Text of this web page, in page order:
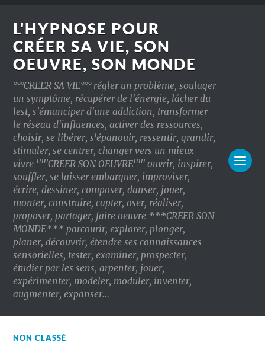
L'HYPNOSE POUR
CRÉER SA VIE, SON
OEUVRE, SON MONDE
°°°CREER SA VIE°°° régler un problème, soulager
un symptôme, récupérer de l'énergie, lâcher du
lest, s'émanciper d'une addiction, transformer
le réseau d'influences, activer des ressources,
choisir, se libérer, s'épanouir, ressentir, grandir,
stimuler, se centrer, changer vers un mieux-
vivre '''''CREER SON OEUVRE''''' ouvrir, inspirer,
souffler, se laisser embarquer, improviser,
écrire, dessiner, composer, danser, jouer,
monter, construire, capter, oser, réaliser,
proposer, partager, faire oeuvre ***CREER SON
MONDE*** parcourir, explorer, plonger,
planer, découvrir, étendre ses connaissances
sensorielles, tester, examiner, prospecter,
étudier par les sens, arpenter, jouer,
expérimenter, modeler, moduler, inventer,
augmenter, expanser…
NON CLASSÉ